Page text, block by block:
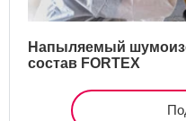
Избранное
Сравнение
Личный кабинет
Напыляемый
состав FORTEX